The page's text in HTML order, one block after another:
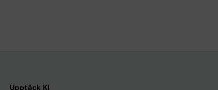
Upptäck KI